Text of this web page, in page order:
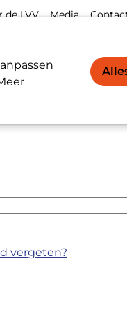
LVV-
de LVV Media
vergeten?